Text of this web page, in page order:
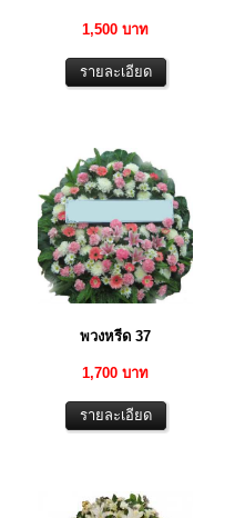
1,500 บาท
พวงหรีด 37
1,700 บาท